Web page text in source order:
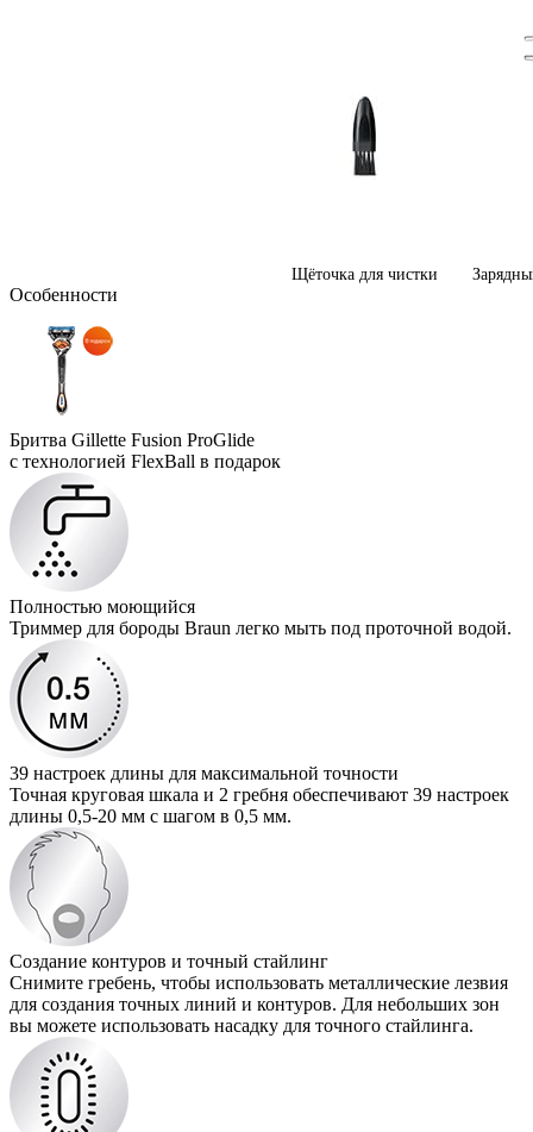
Щёточка для чистки
Особенности
Бритва Gillette Fusion ProGlide
с технологией FlexBall в подарок
Полностью моющийся
Триммер для бороды Braun легко мыть под проточной водой.
39 настроек длины для максимальной точности
Точная круговая шкала и 2 гребня обеспечивают 39 настроек
длины 0,5-20 мм с шагом в 0,5 мм.
Создание контуров и точный стайлинг
Снимите гребень, чтобы использовать металлические лезвия
для создания точных линий и контуров. Для небольших зон
вы можете использовать насадку для точного стайлинга.